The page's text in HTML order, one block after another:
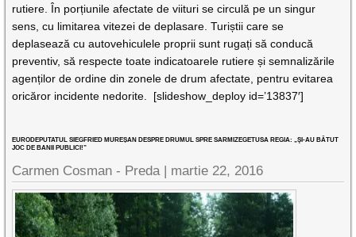
rutiere. În porțiunile afectate de viituri se circulă pe un singur
sens, cu limitarea vitezei de deplasare. Turiștii care se
deplasează cu autovehiculele proprii sunt rugați să conducă
preventiv, să respecte toate indicatoarele rutiere și semnalizările
agenților de ordine din zonele de drum afectate, pentru evitarea
oricăror incidente nedorite. [slideshow_deploy id=’13837′]
EURODEPUTATUL SIEGFRIED MUREȘAN DESPRE DRUMUL SPRE SARMIZEGETUSA REGIA: „ŞI-AU BĂTUT
JOC DE BANII PUBLICI!”
Carmen Cosman - Preda | martie 22, 2016